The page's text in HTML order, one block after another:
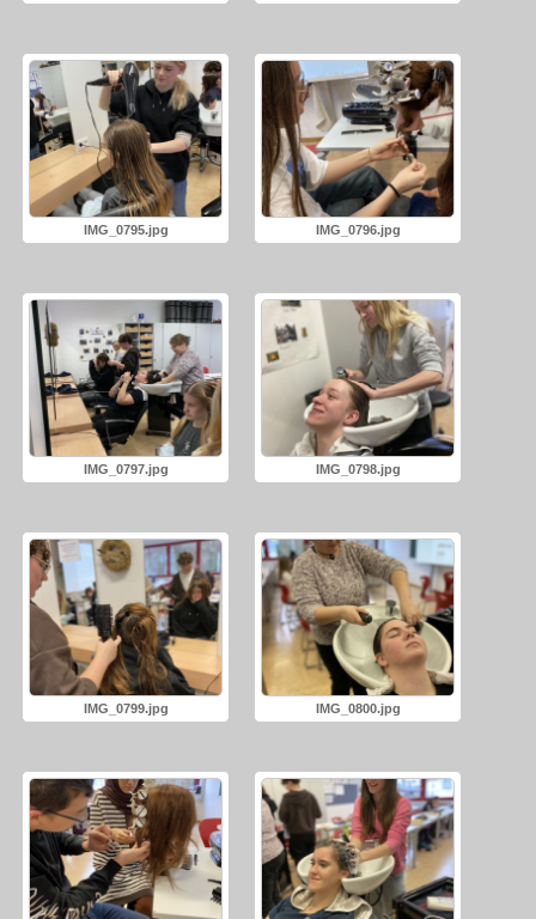
IMG_0795.jpg IMG_0796.jpg
IMG_0797.jpg IMG_0798.jpg
IMG_0799.jpg IMG_0800.jpg